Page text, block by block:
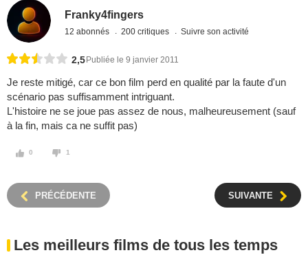
Franky4fingers
12 abonnés 200 critiques Suivre son activité
2,5 Publiée le 9 janvier 2011
Je reste mitigé, car ce bon film perd en qualité par la faute d'un
scénario pas suffisamment intriguant.
L'histoire ne se joue pas assez de nous, malheureusement (sauf
à la fin, mais ca ne suffit pas)
0 1
PRÉCÉDENTE SUIVANTE
Les meilleurs films de tous les temps